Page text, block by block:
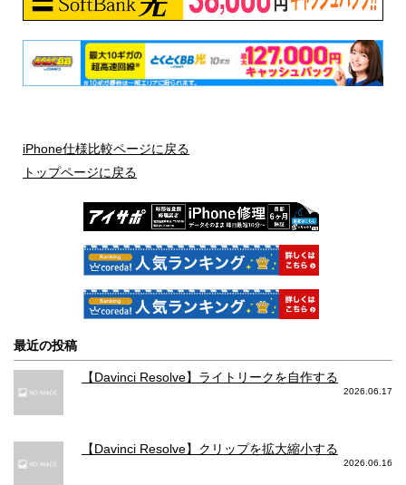
防水
IEC規格60529にもとづくIP67等級
（最大水深1メートルで最大30分
IEC規格60529にもとづくIP67等級
（最大水深1メートルで最大30分
ビデオ再生：最大15時間
オーディオ再生：最大50時間
高速充電に対応
連続通話時間：3Gで最大14時間
連続待受時間：最大10日間
インターネット利用：3Gで最大12
時間、4G LTEで最大12時間、Wi-F
ビデオ再生：最大13時間
iPhone仕様比較ページに戻る
トップページに戻る
最近の投稿
【Davinci Resolve】ライトリークを自作する
2026.06.17
【Davinci Resolve】クリップを拡大縮小する
2026.06.16